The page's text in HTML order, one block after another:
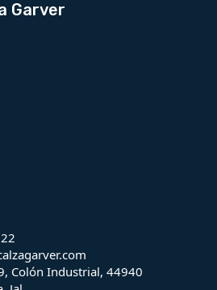
Garver
Colón Industrial, 44940